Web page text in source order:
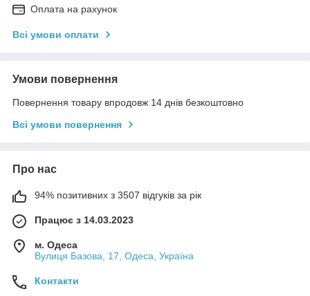
Оплата на рахунок
Всі умови оплати
Умови повернення
Повернення товару впродовж 14 днів безкоштовно
Всі умови повернення
Про нас
94% позитивних з 3507 відгуків за рік
Працює з 14.03.2023
м. Одеса
Вулиця Базова, 17, Одеса, Україна
Контакти